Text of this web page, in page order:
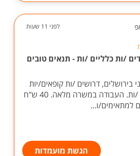
לפני 11 שעות
/ות כלליים /ות - תנאים טובים
בירושלים, דרושים /ות קופאים/יות
/עובדים /ות כלליים /ות. העבודה במשרה מלאה. 40 ש"ח
למתאימים/ו...
הגשת מועמדות